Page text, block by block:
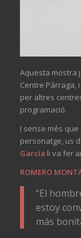
Aquesta mostra
Centre Pàrraga,
per altres
programació.
I sense més
personatge, us
García li va fer
ROMERO
“El
estoy
más